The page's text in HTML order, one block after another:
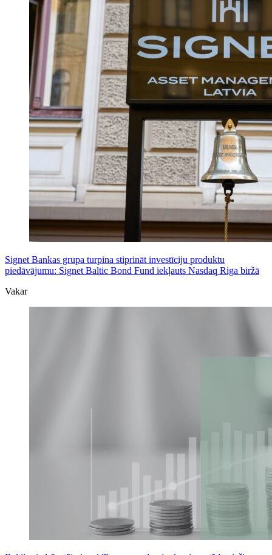
Signet Bankas grupa turpina stiprināt investīciju produktu
piedāvājumu: Signet Baltic Bond Fund iekļauts Nasdaq Riga biržā
Vakar